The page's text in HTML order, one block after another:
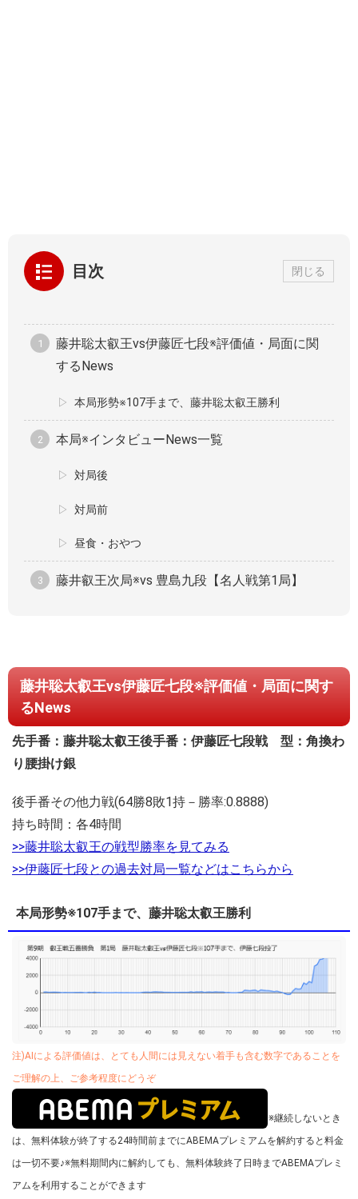
目次 閉じる
藤井聡太叡王vs伊藤匠七段※評価値・局面に関
するNews
本局形勢※107手まで、藤井聡太叡王勝利
本局※インタビューNews一覧
対局後
対局前
昼食・おやつ
藤井叡王次局※vs 豊島九段【名人戦第1局】
藤井聡太叡王vs伊藤匠七段※評価値・局面に関す
るNews
先手番：藤井聡太叡王後手番：伊藤匠七段戦 型：角換わ
り腰掛け銀
後手番その他力戦(64勝8敗1持－勝率:0.8888)
持ち時間：各4時間
>>藤井聡太叡王の戦型勝率を見てみる
>>伊藤匠七段との過去対局一覧などはこちらから
本局形勢※107手まで、藤井聡太叡王勝利
注)AIによる評価値は、とても人間には見えない着手も含む数字であることを
ご理解の上、ご参考程度にどうぞ
※継続しないとき
は、無料体験が終了する24時間前までにABEMAプレミアムを解約すると料金
は一切不要♪※無料期間内に解約しても、無料体験終了日時までABEMAプレミ
アムを利用することができます